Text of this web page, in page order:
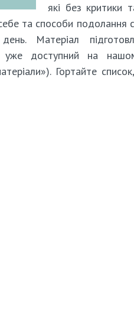
які без критики
та способи подолання
Матеріал
й уже доступний на
Гортайте